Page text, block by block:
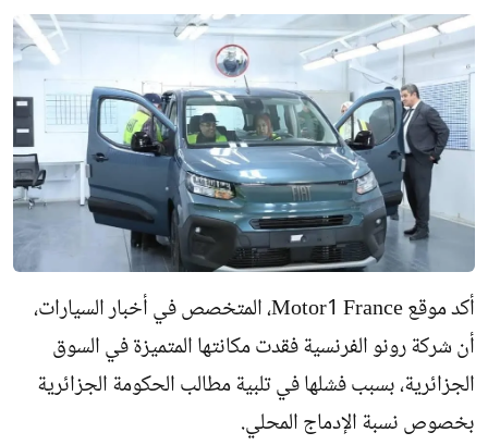
أكد موقع Motor1 France، المتخصص في أخبار السيارات،
أن شركة رونو الفرنسية فقدت مكانتها المتميزة في السوق
الجزائرية، بسبب فشلها في تلبية مطالب الحكومة الجزائرية
بخصوص نسبة الإدماج المحلي.